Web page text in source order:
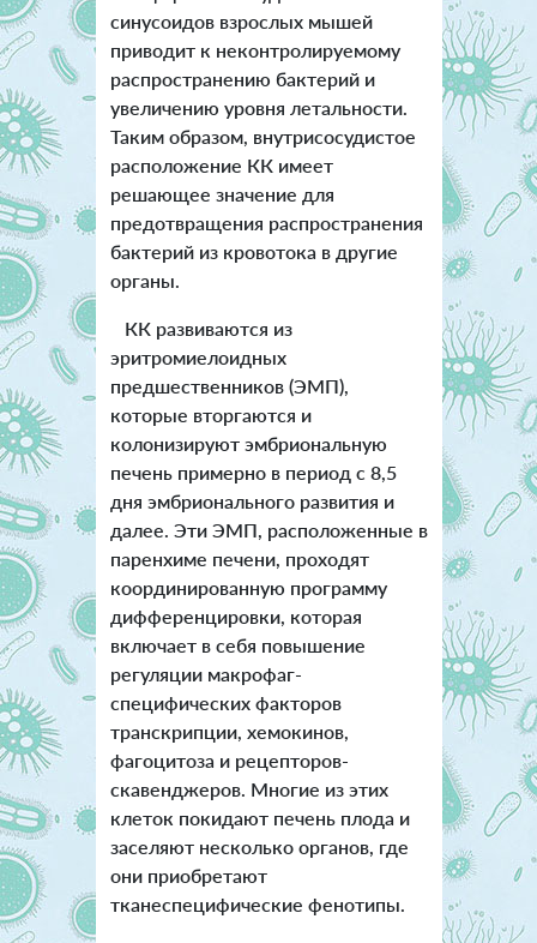
синусоидов взрослых мышей
приводит к неконтролируемому
распространению бактерий и
увеличению уровня летальности.
Таким образом, внутрисосудистое
расположение КК имеет
решающее значение для
предотвращения распространения
бактерий из кровотока в другие
органы.
КК развиваются из
эритромиелоидных
предшественников (ЭМП),
которые вторгаются и
колонизируют эмбриональную
печень примерно в период с 8,5
дня эмбрионального развития и
далее. Эти ЭМП, расположенные в
паренхиме печени, проходят
координированную программу
дифференцировки, которая
включает в себя повышение
регуляции макрофаг-
специфических факторов
транскрипции, хемокинов,
фагоцитоза и рецепторов-
скавенджеров. Многие из этих
клеток покидают печень плода и
заселяют несколько органов, где
они приобретают
тканеспецифические фенотипы.